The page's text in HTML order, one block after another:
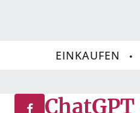
EINKAUFEN